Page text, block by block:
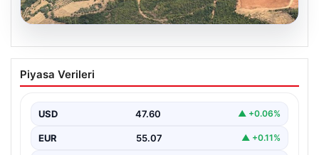
Muğla Yatağan’da orman yangını
Piyasa Verileri
USD 47.60 ▲ +0.06%
EUR 55.07 ▲ +0.11%